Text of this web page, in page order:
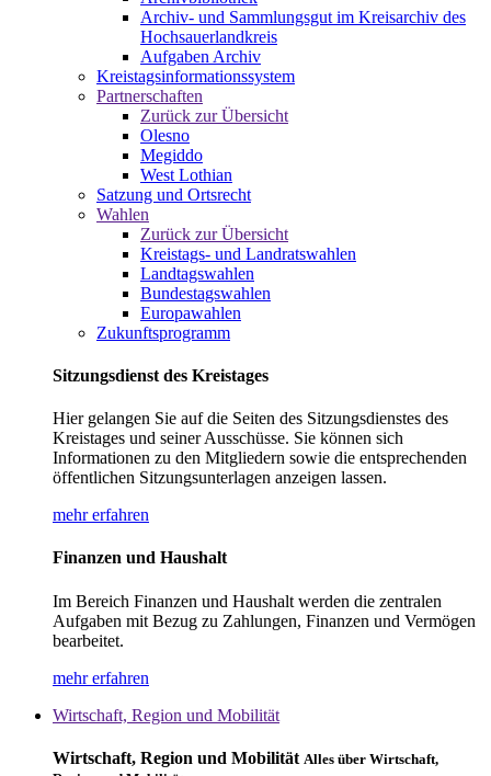
Archiv- und Sammlungsgut im Kreisarchiv des
Hochsauerlandkreis
Aufgaben Archiv
Kreistagsinformationssystem
Partnerschaften
Zurück zur Übersicht
Olesno
Megiddo
West Lothian
Satzung und Ortsrecht
Wahlen
Zurück zur Übersicht
Kreistags- und Landratswahlen
Landtagswahlen
Bundestagswahlen
Europawahlen
Zukunftsprogramm
Sitzungsdienst des Kreistages
Hier gelangen Sie auf die Seiten des Sitzungsdienstes des
Kreistages und seiner Ausschüsse. Sie können sich
Informationen zu den Mitgliedern sowie die entsprechenden
öffentlichen Sitzungsunterlagen anzeigen lassen.
mehr erfahren
Finanzen und Haushalt
Im Bereich Finanzen und Haushalt werden die zentralen
Aufgaben mit Bezug zu Zahlungen, Finanzen und Vermögen
bearbeitet.
mehr erfahren
Wirtschaft, Region und Mobilität
Wirtschaft, Region und Mobilität Alles über Wirtschaft,